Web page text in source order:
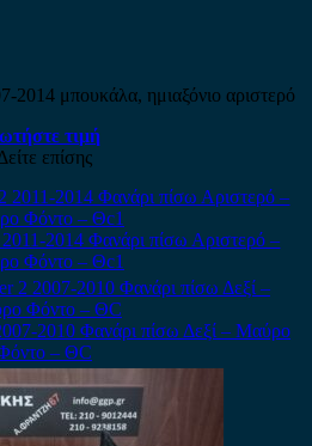
2014 μπουκάλα, ημιαξόνιο αριστερό
τιμή
επίσης
2014 Φανάρι πίσω Αριστερό –
Φόντο – Θc1
2010 Φανάρι πίσω Δεξί – Μαύρο
– ΘC